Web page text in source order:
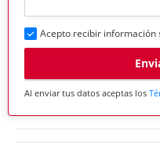
Acepto recibir
Al enviar tus datos aceptas los